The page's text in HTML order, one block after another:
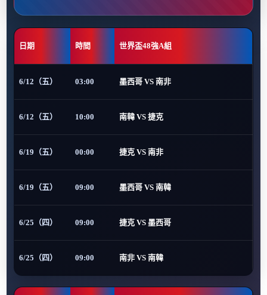
日期 時間 世界盃48強A組
6/12（五） 03:00 墨西哥 VS 南非
6/12（五） 10:00 南韓 VS 捷克
6/19（五） 00:00 捷克 VS 南非
6/19（五） 09:00 墨西哥 VS 南韓
6/25（四） 09:00 捷克 VS 墨西哥
6/25（四） 09:00 南非 VS 南韓